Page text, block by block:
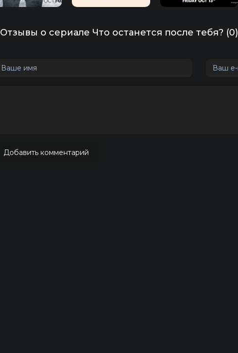
Отзывы о сериале Что останется после тебя? (0)
Добавить комментарий